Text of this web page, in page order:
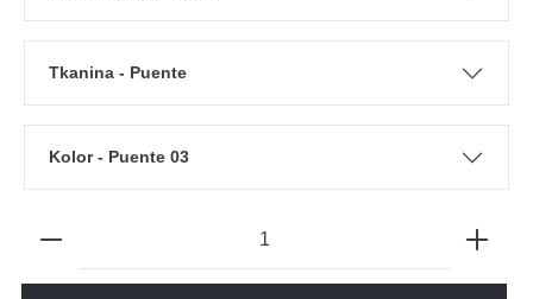
Tkanina - Puente
Kolor - Puente 03